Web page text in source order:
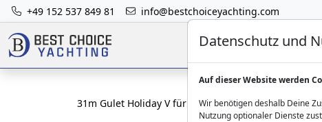
+49 152 537 849 81 info@bestchoiceyachting.com
31m Gulet Holiday V für 20 Gäste in Fethiye mieten
Datenschutz und
Auf dieser Website werden
Wir benötigen deshalb Deine
Nutzung optionaler Dienste